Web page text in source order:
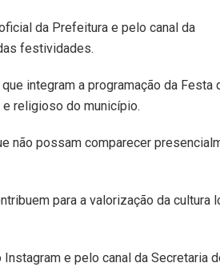
da Prefeitura e pelo canal da
festividades.
integram a programação da Festa
religioso do município.
não possam comparecer
para a valorização da cultura
e pelo canal da Secretaria